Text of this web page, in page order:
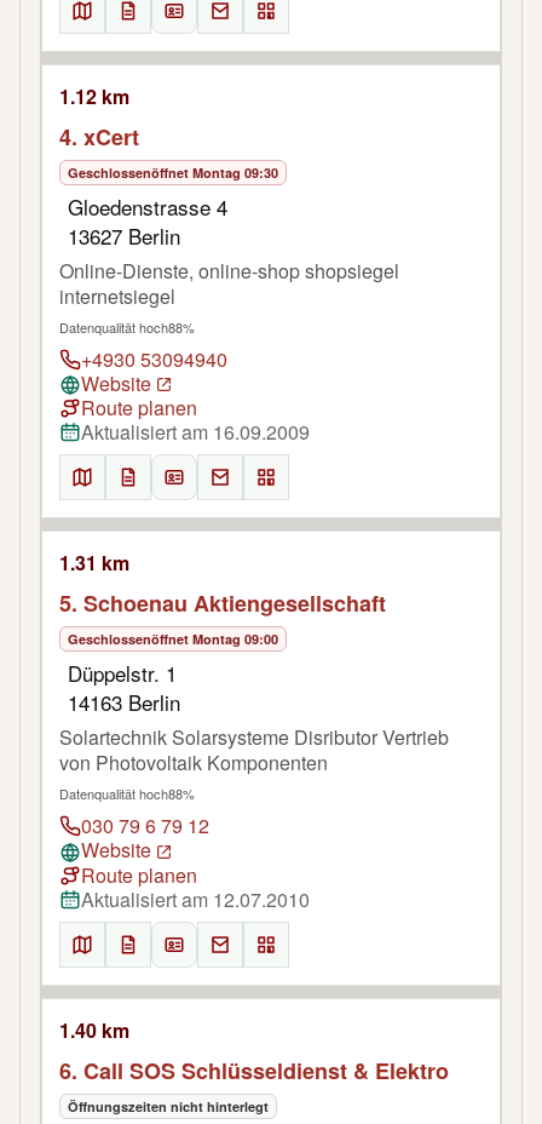
1.12 km
4. xCert
Geschlossenöffnet Montag 09:30
Gloedenstrasse 4
13627 Berlin
Online-Dienste, online-shop shopsiegel
internetsiegel
Datenqualität hoch88%
+4930 53094940
Website
Route planen
Aktualisiert am 16.09.2009
1.31 km
5. Schoenau Aktiengesellschaft
Geschlossenöffnet Montag 09:00
Düppelstr. 1
14163 Berlin
Solartechnik Solarsysteme Disributor Vertrieb
von Photovoltaik Komponenten
Datenqualität hoch88%
030 79 6 79 12
Website
Route planen
Aktualisiert am 12.07.2010
1.40 km
6. Call SOS Schlüsseldienst & Elektro
Öffnungszeiten nicht hinterlegt